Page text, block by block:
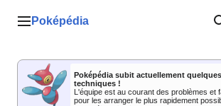
Menu principal
Poképédia
Poképédia subit actuellement
techniques !
L'équipe est au courant des problèmes et
pour les arranger le plus rapidement